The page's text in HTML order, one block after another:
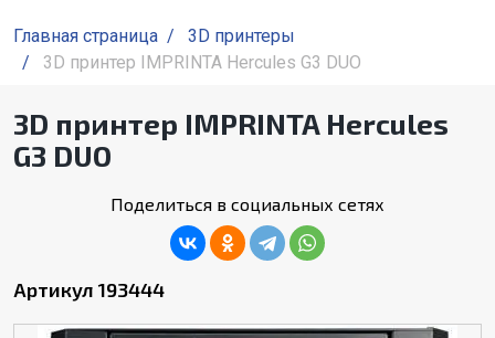
Главная страница /
3D принтеры
/
3D принтер IMPRINTA Hercules G3 DUO
3D принтер IMPRINTA Hercules
G3 DUO
Поделиться в социальных сетях
Артикул 193444